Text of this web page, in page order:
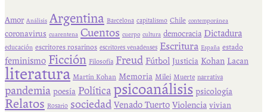
Amor Análisis Argentina Barcelona capitalismo Chile contemporánea
coronavirus cuarentena Cuentos cuerpo cultura democracia Dictadura
educación escritores rosarinos escritores venadenses Escritura España estado
feminismo Ficción Filosofía Freud Fútbol Justicia Kohan Lacan
literatura Martín Kohan Memoria Milei Muerte narrativa
pandemia poesía Política psicoanálisis psicología
Relatos Rosario sociedad Venado Tuerto Violencia vivian